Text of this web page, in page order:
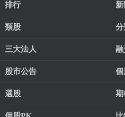
排行 新
類股 分
三大法人 融
股市公告 個
選股 期